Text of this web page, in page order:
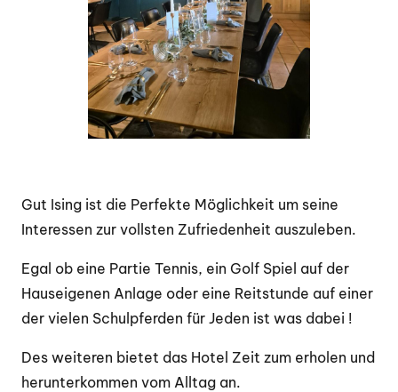
Gut Ising ist die Perfekte Möglichkeit um seine
Interessen zur vollsten Zufriedenheit auszuleben.
Egal ob eine Partie Tennis, ein Golf Spiel auf der
Hauseigenen Anlage oder eine Reitstunde auf einer
der vielen Schulpferden für Jeden ist was dabei !
Des weiteren bietet das Hotel Zeit zum erholen und
herunterkommen vom Alltag an.